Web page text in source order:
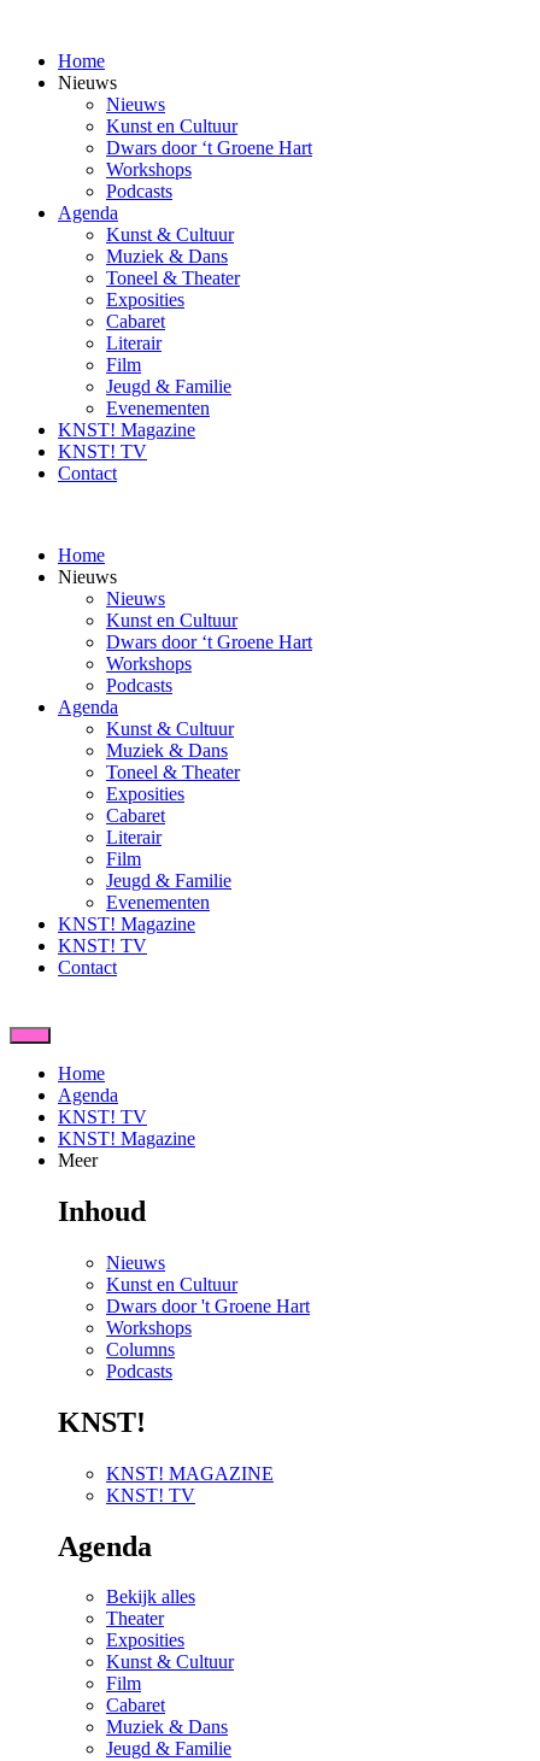
inhoudHome
Nieuws
Nieuws
Kunst en Cultuur
Dwars door ‘t Groene Hart
Workshops
Podcasts
Agenda
Kunst & Cultuur
Muziek & Dans
Toneel & Theater
Exposities
Cabaret
Literair
Film
Jeugd & Familie
Evenementen
KNST! Magazine
KNST! TV
Contact
Home
Nieuws
Nieuws
Kunst en Cultuur
Dwars door ‘t Groene Hart
Workshops
Podcasts
Agenda
Kunst & Cultuur
Muziek & Dans
Toneel & Theater
Exposities
Cabaret
Literair
Film
Jeugd & Familie
Evenementen
KNST! Magazine
KNST! TV
Contact
Home
Agenda
KNST! TV
KNST! Magazine
Meer
Inhoud
Nieuws
Kunst en Cultuur
Dwars door 't Groene Hart
Workshops
Columns
Podcasts
KNST!
KNST! MAGAZINE
KNST! TV
Agenda
Bekijk alles
Theater
Exposities
Kunst & Cultuur
Film
Cabaret
Muziek & Dans
Jeugd & Familie